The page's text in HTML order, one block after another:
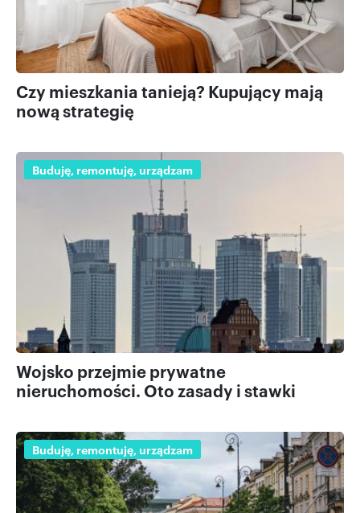
Czy mieszkania tanieją? Kupujący mają
nową strategię
Buduję, remontuję, urządzam
Wojsko przejmie prywatne
nieruchomości. Oto zasady i stawki
Buduję, remontuję, urządzam